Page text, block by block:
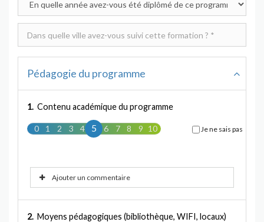
Pédagogie du programme
1. Contenu académique du programme
5
0 1 2 3 4 5 6 7 8 9 10 Je ne sais pas
Ajouter un commentaire
2. Moyens pédagogiques (bibliothèque, WIFI, locaux)